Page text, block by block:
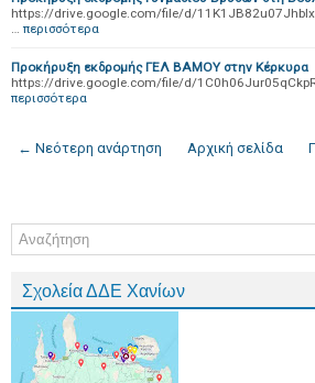
https://drive.google.com/file/d/
… περισσότερα
Προκήρυξη εκδρομής ΓΕΛ ΒΑΜΟΥ στην Κέρκυρα
https://drive.google.com/file/d/
περισσότερα
← Νεότερη ανάρτηση Αρχική σελίδα
Σχολεία ΔΔΕ Χανίων